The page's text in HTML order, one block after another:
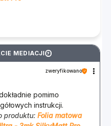
MEDIACJI ?
zweryfikowano
pomimo
instrukcji.
produktu: Folia matowa